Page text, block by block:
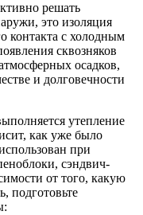
решать
это изоляция
контакта с холодным
сквозняков
осадков,
и долговечности
утепление
как уже было
при
сэндвич-
от того, какую
подготовьте